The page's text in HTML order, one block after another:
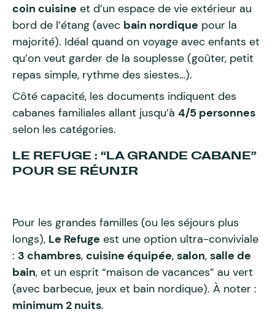
coin cuisine et d’un espace de vie extérieur au
bord de l’étang (avec bain nordique pour la
majorité). Idéal quand on voyage avec enfants et
qu’on veut garder de la souplesse (goûter, petit
repas simple, rythme des siestes…).
Côté capacité, les documents indiquent des
cabanes familiales allant jusqu’à 4/5 personnes
selon les catégories.
LE REFUGE : “LA GRANDE CABANE”
POUR SE RÉUNIR
Pour les grandes familles (ou les séjours plus
longs), Le Refuge est une option ultra-conviviale
: 3 chambres, cuisine équipée, salon, salle de
bain, et un esprit “maison de vacances” au vert
(avec barbecue, jeux et bain nordique). À noter :
minimum 2 nuits.